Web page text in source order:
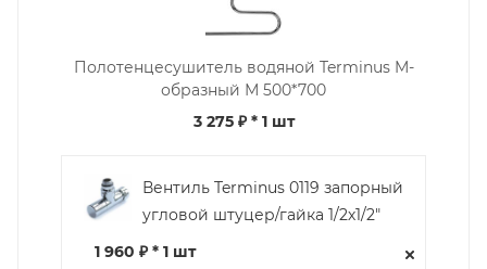
Полотенцесушитель водяной Terminus M-
образный М 500*700
3 275 ₽* 1 шт
Вентиль Terminus 0119 запорный
угловой штуцер/гайка 1/2х1/2"
1 960 ₽ * 1 шт